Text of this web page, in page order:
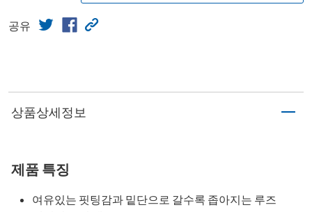
공유
상품상세정보
제품 특징
여유있는 핏팅감과 밑단으로 갈수록 좁아지는 루즈